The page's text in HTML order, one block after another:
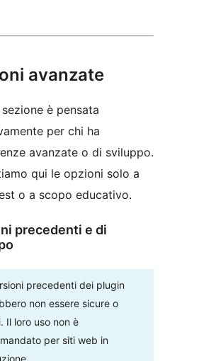
avanzate
è pensata
per chi ha
avanzate o di sviluppo.
qui le opzioni solo a
o a scopo educativo.
precedenti e di
precedenti dei plugin
non essere sicure o
Il loro uso non è
per siti web in